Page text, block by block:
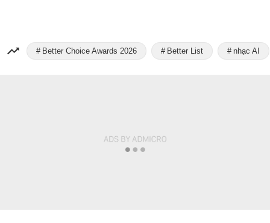
Better Choice Awards 2026 Better List nhạc AI